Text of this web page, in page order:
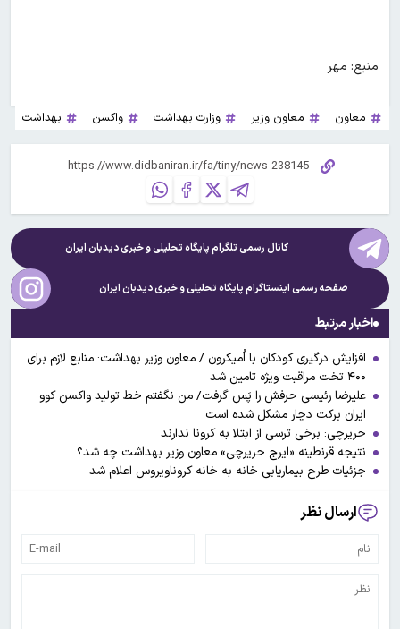
منبع: مهر
معاون معاون وزیر وزارت بهداشت واکسن بهداشت
کانال رسمی تلگرام پایگاه تحلیلی و خبریدیدبان ایران
صفحه رسمی اینستاگرام پایگاه تحلیلی و خبریدیدبان ایران
اخبار مرتبط
افزایش درگیری کودکان با اُمیکرون / معاون وزیر بهداشت: منابع لازم برای
۴۰۰ تخت مراقبت ویژه تامین شد
علیرضا رئیسی حرفش را پَس گرفت/ من نگفتم خط تولید واکسن کوو
ایران برکت دچار مشکل شده است
حریرچی: برخی ترسی از ابتلا به کرونا ندارند
نتیجه قرنطینه «ایرج حریرچی» معاون وزیر بهداشت چه شد؟
جزئیات طرح بیماریابی خانه به خانه کروناویروس اعلام شد
ارسال نظر